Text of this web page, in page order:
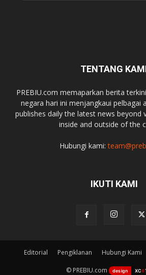
TENTANG
PREBIU.com memaparkan berita
negara hari ini menjangkaui pelbagai
publishes daily the latest news beyond
inside and outside of the
Hubungi kami:
IKUTI KAMI
Editorial Pengiklanan Hubungi Kami
© PREBIU.com design XCII